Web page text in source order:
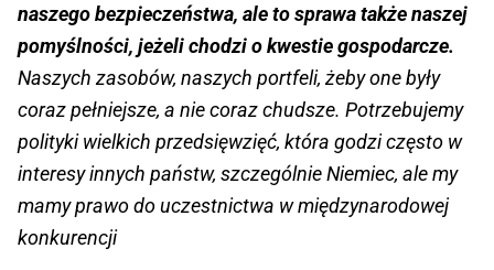
naszego bezpieczeństwa, ale to sprawa także naszej
pomyślności, jeżeli chodzi o kwestie gospodarcze.
Naszych zasobów, naszych portfeli, żeby one były
coraz pełniejsze, a nie coraz chudsze. Potrzebujemy
polityki wielkich przedsięwzięć, która godzi często w
interesy innych państw, szczególnie Niemiec, ale my
mamy prawo do uczestnictwa w międzynarodowej
konkurencji